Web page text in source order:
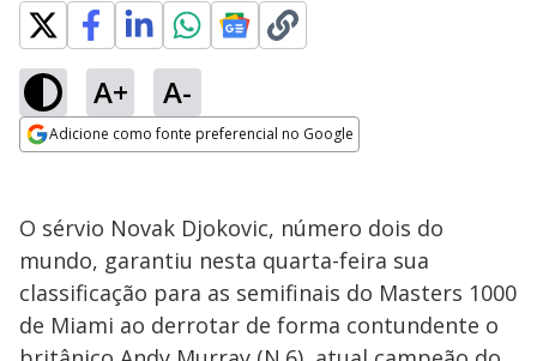
A+ A-
Adicione como fonte preferencial no Google
O sérvio Novak Djokovic, número dois do
mundo, garantiu nesta quarta-feira sua
classificação para as semifinais do Masters 1000
de Miami ao derrotar de forma contundente o